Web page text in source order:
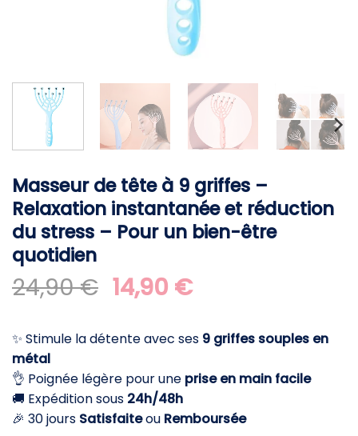
Masseur de tête à 9 griffes –
Relaxation instantanée et réduction
du stress – Pour un bien-être
quotidien
24,90€ Le
prix
initial
était :
24,90 €.
14,90 €Le
actuel
est :
14,90 €.
✨ Stimule la détente avec ses 9 griffes souples en
métal
👌 Poignée légère pour une prise en main facile
🚚 Expédition sous 24h/48h
🎉 30 jours Satisfaiteou Remboursée